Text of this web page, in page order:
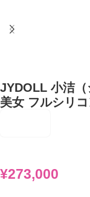
JYDOLL 小洁
美女 フルシリ
¥273,000